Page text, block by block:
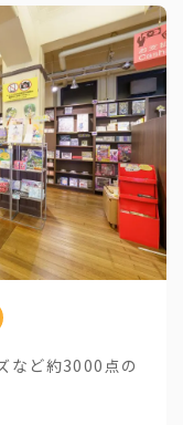
など約3000点の